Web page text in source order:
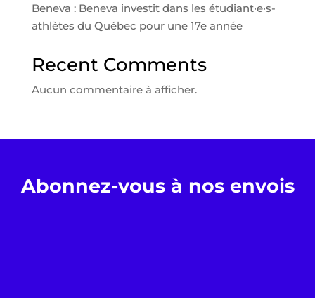
Beneva : Beneva investit dans les étudiant·e·s-
athlètes du Québec pour une 17e année
Recent Comments
Aucun commentaire à afficher.
Abonnez-vous à nos envois